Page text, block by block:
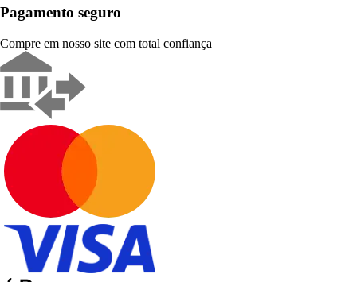
Pagamento seguro
Compre em nosso site com total confiança